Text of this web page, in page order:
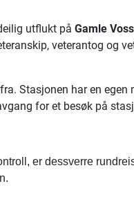
utflukt på Gamle
veterantog og
Stasjonen har en
for et besøk på
er dessverre